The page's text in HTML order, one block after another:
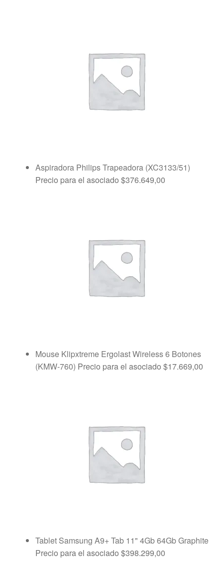
Aspiradora Philips Trapeadora (XC3133/51)
Precio para el asociado $376.649,00
Mouse Klipxtreme Ergolast Wireless 6 Botones
(KMW-760) Precio para el asociado $17.669,00
Tablet Samsung A9+ Tab 11" 4Gb 64Gb Graphite
Precio para el asociado $398.299,00